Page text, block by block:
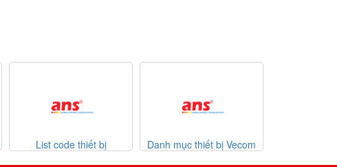
Danh mục thiết bị Vecom
Danh mục thiết bị Watlow